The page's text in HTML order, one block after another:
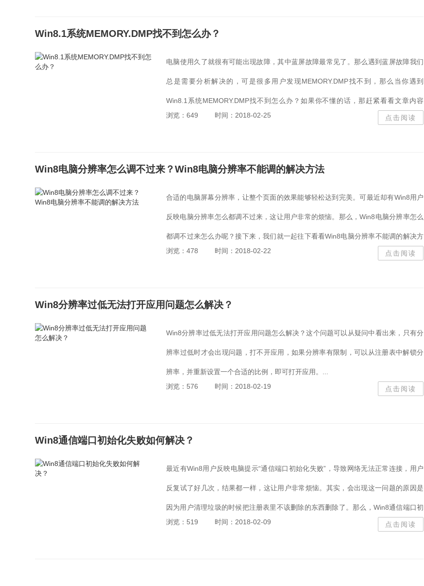
Win8.1系统MEMORY.DMP找不到怎么办？
电脑使用久了就很有可能出现故障，其中蓝屏故障最常见了。那么遇到蓝屏故障我们
总是需要分析解决的，可是很多用户发现MEMORY.DMP找不到，那么当你遇到
Win8.1系统MEMORY.DMP找不到怎么办？如果你不懂的话，那赶紧看看文章内容
吧！...
浏览：649 时间：2018-02-25 点击阅读
Win8电脑分辨率怎么调不过来？Win8电脑分辨率不能调的解决方法
合适的电脑屏幕分辨率，让整个页面的效果能够轻松达到完美。可最近却有Win8用户
反映电脑分辨率怎么都调不过来，这让用户非常的烦恼。那么，Win8电脑分辨率怎么
都调不过来怎么办呢？接下来，我们就一起往下看看Win8电脑分辨率不能调的解决方
法。...
浏览：478 时间：2018-02-22 点击阅读
Win8分辨率过低无法打开应用问题怎么解决？
Win8分辨率过低无法打开应用问题怎么解决？这个问题可以从疑问中看出来，只有分
辨率过低时才会出现问题，打不开应用，如果分辨率有限制，可以从注册表中解锁分
辨率，并重新设置一个合适的比例，即可打开应用。...
浏览：576
时间：2018-02-19 点击阅读
Win8通信端口初始化失败如何解决？
最近有Win8用户反映电脑提示“通信端口初始化失败”，导致网络无法正常连接，用户
反复试了好几次，结果都一样，这让用户非常烦恼。其实，会出现这一问题的原因是
因为用户清理垃圾的时候把注册表里不该删除的东西删除了。那么，Win8通信端口初
始化失败如何解决呢？...
浏览：519 时间：2018-02-09 点击阅读